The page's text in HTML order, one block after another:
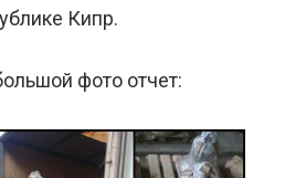
Кипр.
фото отчет: